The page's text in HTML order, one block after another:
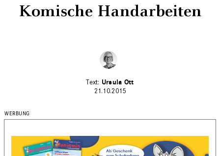
Komische Handarbeiten
Ursula Ott
21.10.2015